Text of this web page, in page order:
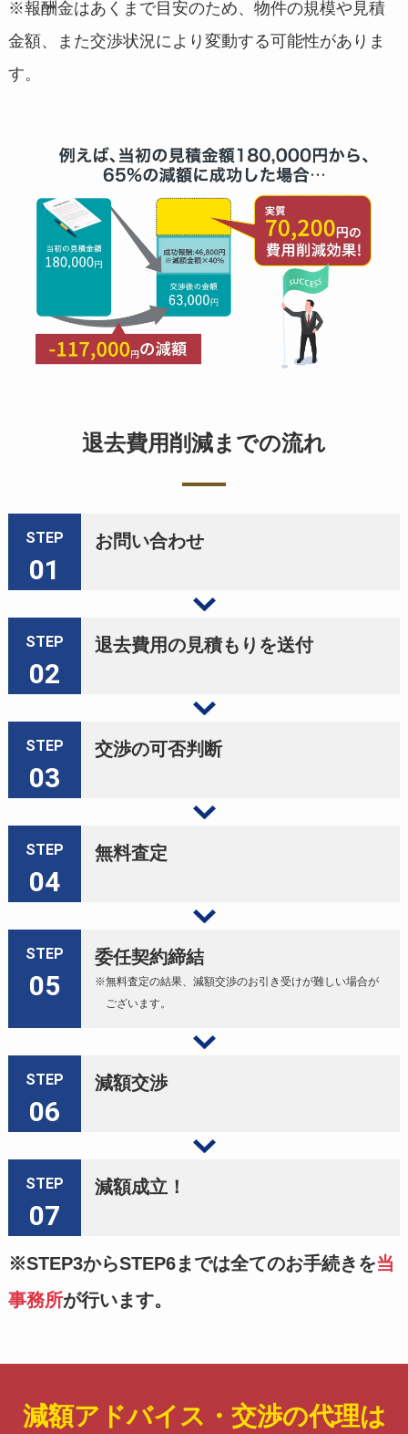
※報酬金はあくまで目安のため、物件の規模や見積
金額、また交渉状況により変動する可能性がありま
す。
退去費用削減までの流れ
STEP
01
お問い合わせ
STEP
02
退去費用の見積もりを送付
STEP
03
交渉の可否判断
STEP
04
無料査定
STEP
05
委任契約締結
※無料査定の結果、減額交渉のお引き受けが難しい場合が
ございます。
STEP
06
減額交渉
STEP
07
減額成立！
※STEP3からSTEP6までは全てのお手続きを当
事務所が行います。
減額アドバイス・交渉の代理は